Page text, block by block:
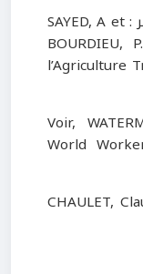
- للإطلاع أكثر على هذه الفكرة أنظر : SAYED, A et
l’Agriculture
- Voir,
World
- CHAULET,